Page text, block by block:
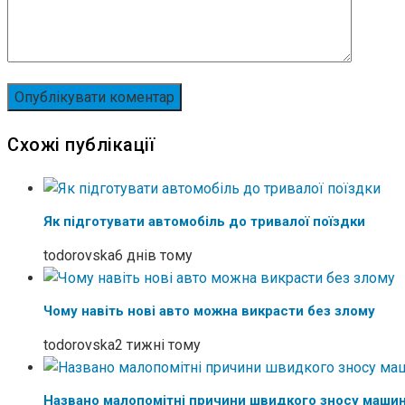
Схожі публікації
Як підготувати автомобіль до тривалої поїздки
todorovska6 днів тому
Чому навіть нові авто можна викрасти без злому
todorovska2 тижні тому
Названо малопомітні причини швидкого зносу